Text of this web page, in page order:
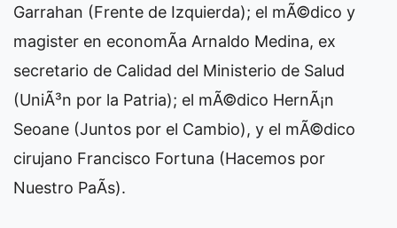
Garrahan (Frente de Izquierda); el mÃ©dico y
magister en economÃ­a Arnaldo Medina, ex
secretario de Calidad del Ministerio de Salud
(UniÃ³n por la Patria); el mÃ©dico HernÃ¡n
Seoane (Juntos por el Cambio), y el mÃ©dico
cirujano Francisco Fortuna (Hacemos por
Nuestro PaÃ­s).